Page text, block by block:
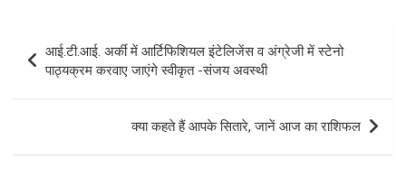
navigation
आई.टी.आई. अर्की में आर्टिफिशियल इंटेलिजेंस व अंग्रेजी में स्टेनो
पाठ्यक्रम करवाए जाएंगे स्वीकृत -संजय अवस्थी
क्या कहते हैं आपके सितारे, जानें आज का राशिफल